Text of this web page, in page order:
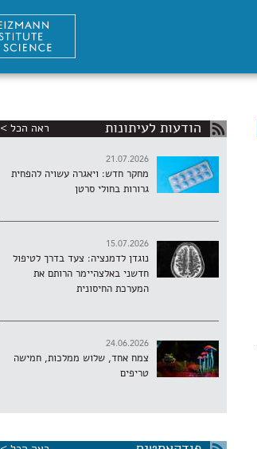
הודעות לעיתונות ראה הכל >
21.07.2026
מחקר חדש: ויאגרה עשויה להפחית
גרורות בחולי סרטן
15.07.2026
נוגדן לדמנציה: צעד בדרך לטיפול
חדשני באלצהיימר הרותם את
המערכת החיסונית
24.06.2026
צמח אחד, שלוש ממלכות, חמישה
טריפים